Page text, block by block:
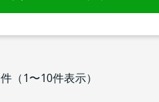
件（1〜10件表示）